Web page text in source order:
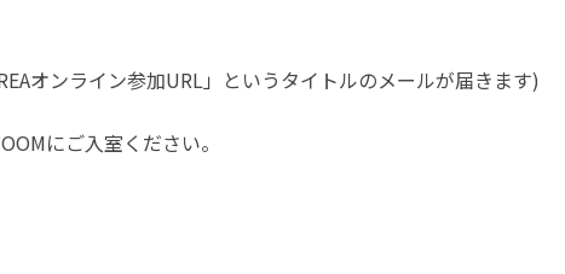
オンライン参加URL」というタイトルのメールが届きます)
にご入室ください。